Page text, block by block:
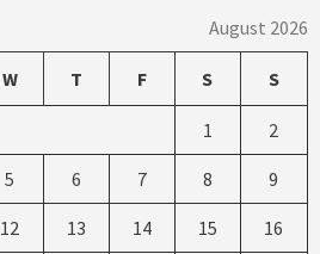
August 2026
W T F S S
1 2
5 6 7 8 9
12 13 14 15 16